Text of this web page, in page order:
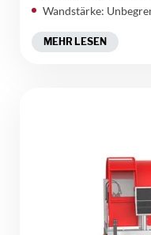
Wandstärke:
MEHR LESEN